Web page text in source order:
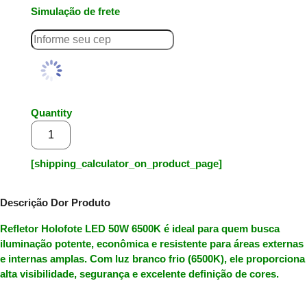
Simulação de frete
Quantity
[shipping_calculator_on_product_page]
Descrição Dor Produto
Refletor Holofote LED 50W 6500K é ideal para quem busca
iluminação potente, econômicae resistente para áreas externas
e internas amplas. Com luz branco frio (6500K), ele proporciona
alta visibilidade, segurança e excelente definição de cores.